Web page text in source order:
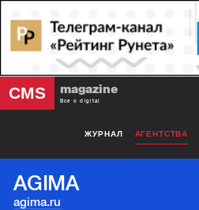
CMS magazine
Все о digital
ЖУРНАЛ АГЕНТСТВА
AGIMA
agima.ru